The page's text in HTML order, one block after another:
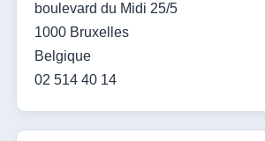
boulevard du Midi 25/5
1000 Bruxelles
Belgique
02 514 40 14